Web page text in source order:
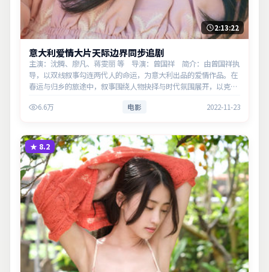
2:13:22
意大利爱情大片天际边界同步追剧
主演：沈腾、廖凡、蒋雯丽 等 导演：曾国祥 简介：由曾国祥执
导，以双线叙事勾连两代人的命运，为意大利出品的爱情作品。在
春运与归乡的旅途中，叙事围绕人物抉择与时代氛围展开，以克制
现实意义…
6.6万 电影 2022-11-23
★ 8.2